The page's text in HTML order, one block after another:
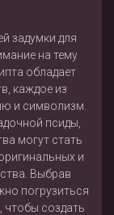
задумки для
на тему
обладает
каждое из
и символизм.
псиды,
могут стать
и
Выбрав
погрузиться
чтобы создать